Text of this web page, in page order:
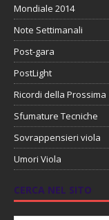
Mondiale 2014
Note Settimanali
Post-gara
PostLight
Ricordi della Prossima
Sfumature Tecniche
Sovrappensieri viola
Umori Viola
CERCA NEL SITO